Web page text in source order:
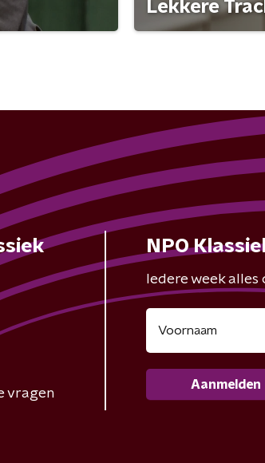
Lekkere
vragen
NPO
Iedere week alles
Aanmelden